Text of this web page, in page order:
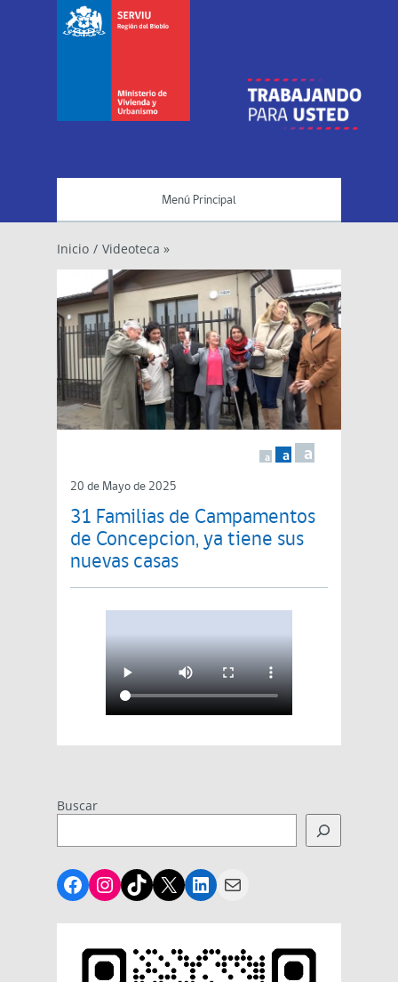
Menú Principal
Inicio / Videoteca »
a a a
20 de Mayo de 2025
31 Familias de Campamentos
de Concepcion, ya tiene sus
nuevas casas
Buscar
Facebook
Instagram
TikTok
X LinkedIn
Mail